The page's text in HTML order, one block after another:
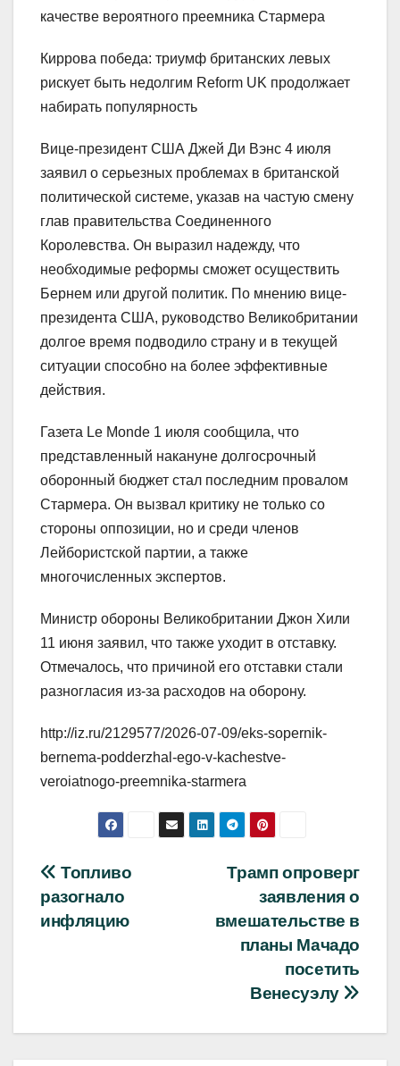
Киррова победа: триумф британских левых
рискует быть недолгим Reform UK продолжает
набирать популярность
Вице-президент США Джей Ди Вэнс 4 июля
заявил о серьезных проблемах в британской
политической системе, указав на частую смену
глав правительства Соединенного
Королевства. Он выразил надежду, что
необходимые реформы сможет осуществить
Бернем или другой политик. По мнению вице-
президента США, руководство Великобритании
долгое время подводило страну и в текущей
ситуации способно на более эффективные
действия.
Газета Le Monde 1 июля сообщила, что
представленный накануне долгосрочный
оборонный бюджет стал последним провалом
Стармера. Он вызвал критику не только со
стороны оппозиции, но и среди членов
Лейбористской партии, а также
многочисленных экспертов.
Министр обороны Великобритании Джон Хили
11 июня заявил, что также уходит в отставку.
Отмечалось, что причиной его отставки стали
разногласия из-за расходов на оборону.
http://iz.ru/2129577/2026-07-09/eks-sopernik-
bernema-podderzhal-ego-v-kachestve-
veroiatnogo-preemnika-starmera
Навигация
по
Трамп опроверг
заявления о
вмешательстве в
планы Мачадо
посетить
Венесуэлу
Топливо
разогнало
инфляцию